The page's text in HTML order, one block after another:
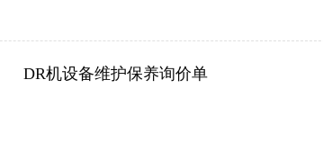
DR机设备维护保养询价单